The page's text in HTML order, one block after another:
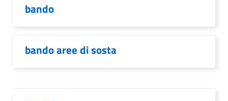
bando
bando aree di sosta